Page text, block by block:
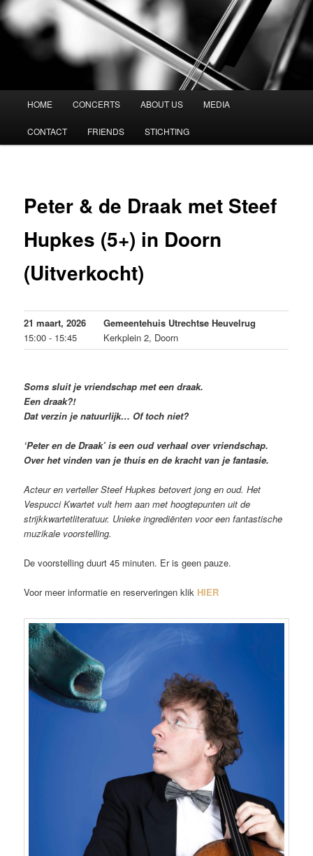
Vespucci Kwartet
Spring
naar
HOME CONCERTS ABOUT US MEDIA
CONTACT FRIENDS STICHTING
Peter & de Draak met Steef
Hupkes (5+) in Doorn
(Uitverkocht)
21 maart, 2026
15:00 - 15:45
Gemeentehuis Utrechtse Heuvelrug
Kerkplein 2, Doorn
Soms sluit je vriendschap met een draak.
Een draak?!
Dat verzin je natuurlijk… Of toch niet?
‘Peter en de Draak’ is een oud verhaal over vriendschap.
Over het vinden van je thuisen de kracht van je fantasie.
Acteur en verteller Steef Hupkes betovert jong en oud. Het
Vespucci Kwartet vult hem aan met hoogtepunten uit de
strijkkwartetliteratuur. Unieke ingrediënten voor een fantastische
muzikale voorstelling.
De voorstelling duurt 45 minuten. Er is geen pauze.
Voor meer informatie en reserveringen klik HIER